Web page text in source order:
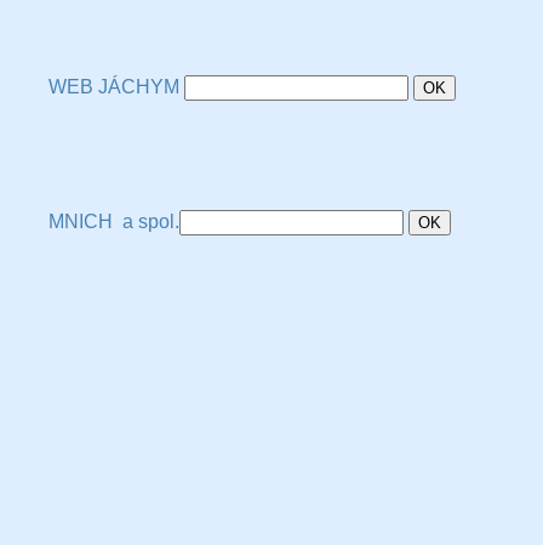
WEB JÁCHYM
MNICH a spol.